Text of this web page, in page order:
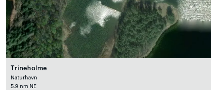
Trineholme
Naturhavn
5.9 nm NE